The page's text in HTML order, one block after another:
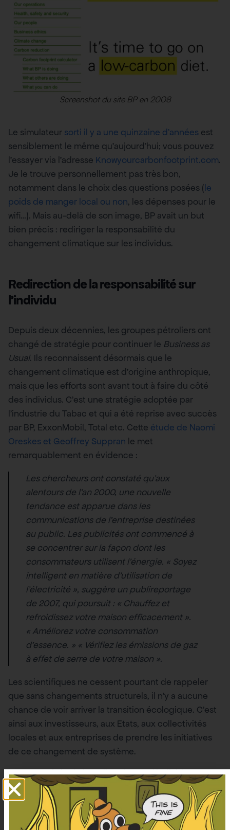
Screenshot du site BP en 2008
Le simulateur sorti il y a une quinzaine d’années est
sensiblement le même qu’aujourd’hui; vous pouvez
l’essayer via l’adresse Knowyourcarbonfootprint.com.
Je le trouve personnellement pas très bon,
notamment dans le choix des questions posées (le
poids de manger local ou non, les dépenses pour le
wifi…). Mais au-delà de son image, BP avait un but
bien précis : rediriger la responsabilité du
changement climatique sur les individus.
Redirection de la responsabilité sur
l’individu
Depuis deux décennies, les groupes pétroliers ont
changé de stratégie pour continuer le Business as
Usual. Ils reconnaissent désormais que le
changement climatique est d’origine anthropique,
mais que les efforts sont avant tout à faire du côté
des individus. C’est une stratégie adoptée par
l’industrie du Tabac et qui a été reprise avec succès
par BP, ExxonMobil, Total etc. Cette étude de Naomi
Oreskes et Geoffrey Suppran le met
remarquablement en évidence :
Les chercheurs ont constaté qu’aux
alentours de l’an 2000, une nouvelle
tendance est apparue dans les
communications de l’entreprise destinées
au public. Les publicités ont commencé à
se concentrer sur la façon dont les
consommateurs utilisent l’énergie. « Soyez
intelligent en matière d’utilisation de
l’électricité », suggère un publireportage
de 2007, qui poursuit : « Chauffez et
refroidissez votre maison efficacement ».
« Améliorez votre consommation
d’essence. » « Vérifiez les émissions de gaz
à effet de serre de votre maison ».
Les scientifiques ne cessent pourtant de rappeler
que sans changements structurels, il n’y a aucune
chance de voir arriver la transition écologique. C’est
ainsi aux investisseurs, aux Etats, aux collectivités
locales et aux entreprises de prendre les initiatives
de ce changement de système.
Cette stratégie de la redirection sur l’individu est
également utilisée par les gouvernements, à l’instar
du gouvernement Macron qui propose tour à tour
arrêter d’envoyer des emails rigolos à ses amis , ou